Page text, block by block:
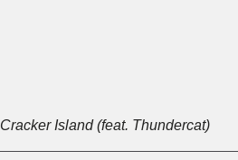
Cracker Island (feat. Thundercat)